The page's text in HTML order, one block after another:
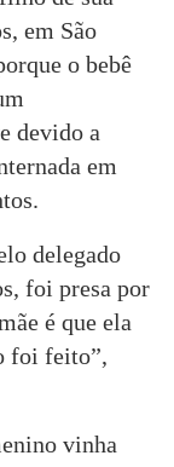
em São
o bebê
devido a
em
delegado
foi presa por
é que ela
foi feito”,
vinha